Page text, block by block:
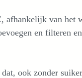
van het
en filteren
ook zonder